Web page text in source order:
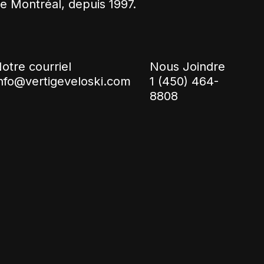
Montréal, depuis 1997.
courriel
Nous Joindre
1 (450) 464-
8808